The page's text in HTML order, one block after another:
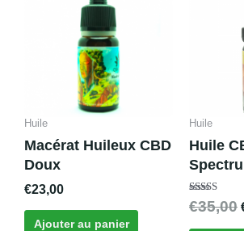
Huile
Macérat Huileux CBD
Doux
€23,00
Ajouter au panier
Huile
Huile
Note
4.50
€35,00